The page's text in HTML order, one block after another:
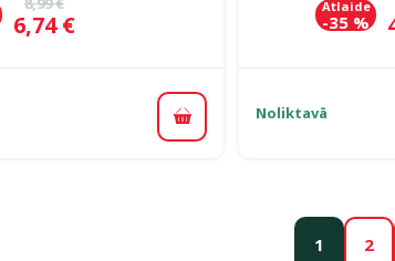
Cena
6,74 €
Pievienot grozam
Atlaide
-35 %
Noliktavā
1 2